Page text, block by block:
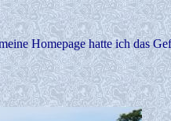
Homepage hatte ich das